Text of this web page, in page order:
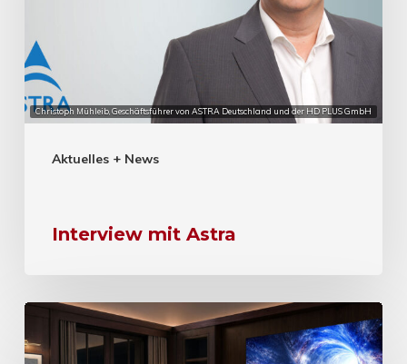
Christoph Mühleib, Geschäftsführer von ASTRA Deutschland und der HD PLUS GmbH
Aktuelles + News
Interview mit Astra